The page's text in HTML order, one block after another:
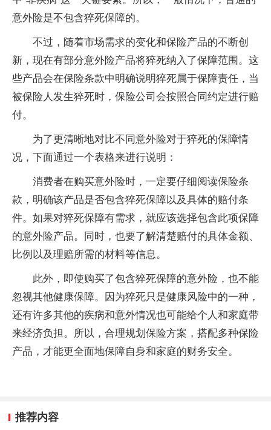
意外险是不包含猝死保障的。
不过，随着市场需求的变化和保险产品的不断创
新，现在有部分意外险产品将猝死纳入了保障范围。这
些产品会在保险条款中明确说明猝死属于保障责任，当
被保险人发生猝死时，保险公司会按照合同约定进行赔
付。
为了更清晰地对比不同意外险对于猝死的保障情
况，下面通过一个表格来进行说明：
消费者在购买意外险时，一定要仔细阅读保险条
款，明确该产品是否包含猝死保障以及具体的赔付条
件。如果对猝死保障有需求，就应该选择包含此项保障
的意外险产品。同时，也要了解清楚赔付的具体金额、
比例以及理赔所需的材料等信息。
此外，即使购买了包含猝死保障的意外险，也不能
忽视其他健康保障。因为猝死只是健康风险中的一种，
还有许多其他的疾病和意外情况也可能给个人和家庭带
来经济负担。所以，合理规划保险方案，搭配多种保险
产品，才能更全面地保障自身和家庭的财务安全。
推荐内容